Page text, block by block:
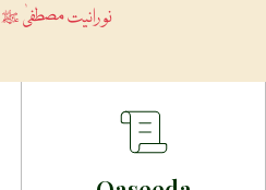
نورانیت مصطفیٰ ﷺ